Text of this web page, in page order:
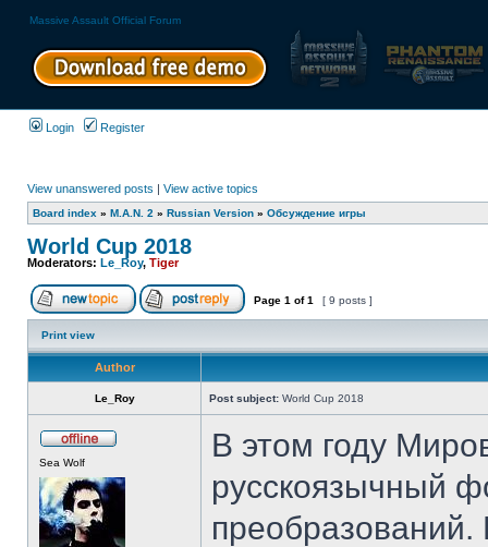
Massive Assault Official Forum
Login Register
View unanswered posts | View active topics
Board index » M.A.N. 2 » Russian Version » Обсуждение игры
World Cup 2018
Moderators: Le_Roy, Tiger
Page 1 of1 [ 9 posts ]
Print view
Author
Le_Roy Post subject: World Cup 2018
Sea Wolf
В этом году
русскоязычный
преобразований.